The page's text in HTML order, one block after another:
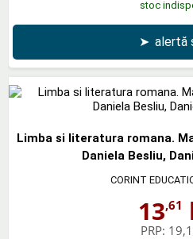
stoc
➤ alertă
Limba si literatura romana.
Daniela Besliu,
CORINT
13,61
PRP: